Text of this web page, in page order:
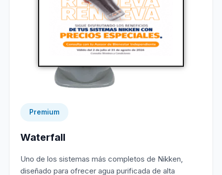
Premium
Waterfall
Uno de los sistemas más completos de Nikken,
diseñado para ofrecer agua purificada de alta